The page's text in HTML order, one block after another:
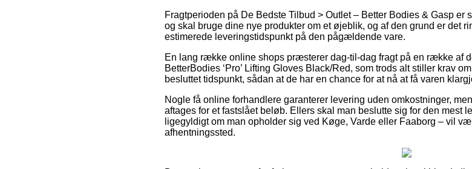
Fragtperioden på De Bedste Tilbud > Outlet – Better Bodies & Gasp er
og skal bruge dine nye produkter om et øjeblik, og af den grund er det
estimerede leveringstidspunkt på den pågældende vare.
En lang række online shops præsterer dag-til-dag fragt på en række af
BetterBodies ‘Pro’ Lifting Gloves Black/Red, som trods alt stiller krav
besluttet tidspunkt, sådan at de har en chance for at nå at få varen
Nogle få online forhandlere garanterer levering uden omkostninger,
aftages for et fastslået beløb. Ellers skal man beslutte sig for den mest
ligegyldigt om man opholder sig ved Køge, Varde eller Faaborg – vil
afhentningssted.